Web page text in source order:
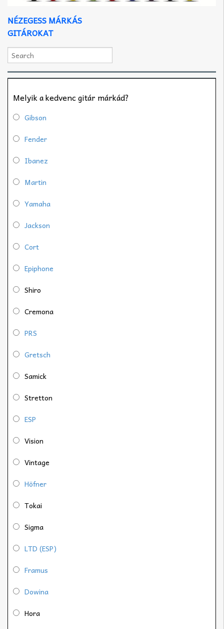
NÉZEGESS MÁRKÁS
GITÁROKAT
Melyik a kedvenc gitár márkád?
Gibson
Fender
Ibanez
Martin
Yamaha
Jackson
Cort
Epiphone
Shiro
Cremona
PRS
Gretsch
Samick
Stretton
ESP
Vision
Vintage
Höfner
Tokai
Sigma
LTD (ESP)
Framus
Dowina
Hora